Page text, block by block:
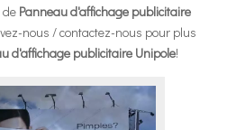
de Panneau d'affichage publicitaire
nous / contactez-nous pour plus
d'affichage publicitaire Unipole!